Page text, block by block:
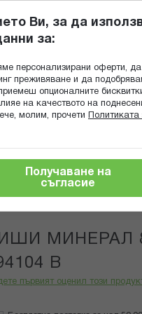
Търсене
ПОПИТАЙ
ХРАНИТЕЛНИ ДОБАВКИ
МИНЕРАЛ
В
първият оценил този
Ви, за да
за:
персонализирани оферти, да
преживяване и да
опционалните
на качеството на
молим, прочети
Политиката
Получаване на
съгласие